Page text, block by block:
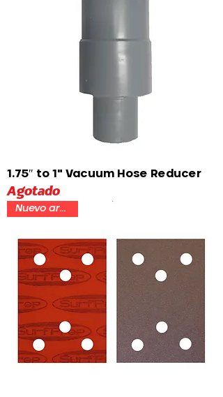
1.75″ to 1" Vacuum Hose Reducer
Agotado
Nuevo artículo